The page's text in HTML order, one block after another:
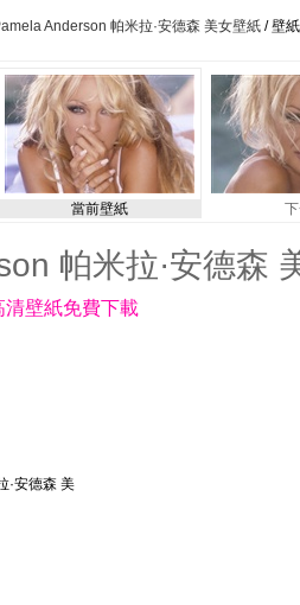
Anderson 帕米拉·安德森 美女壁紙 / 壁
當前壁紙
帕米拉·安德森
壁紙免費下載
·安德森 美